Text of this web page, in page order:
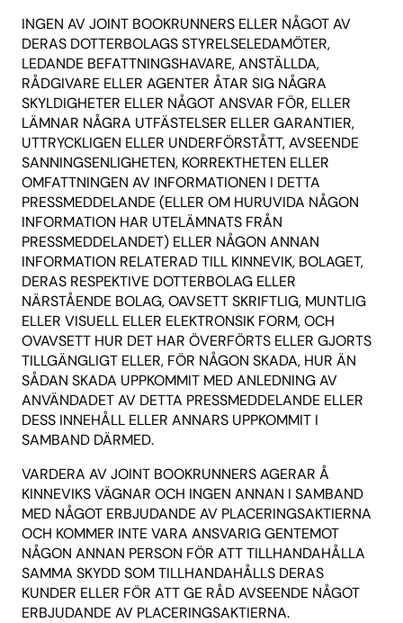
INGEN AV JOINT BOOKRUNNERS ELLER NÅGOT AV
DERAS DOTTERBOLAGS STYRELSELEDAMÖTER,
LEDANDE BEFATTNINGSHAVARE, ANSTÄLLDA,
RÅDGIVARE ELLER AGENTER ÅTAR SIG NÅGRA
SKYLDIGHETER ELLER NÅGOT ANSVAR FÖR, ELLER
LÄMNAR NÅGRA UTFÄSTELSER ELLER GARANTIER,
UTTRYCKLIGEN ELLER UNDERFÖRSTÅTT, AVSEENDE
SANNINGSENLIGHETEN, KORREKTHETEN ELLER
OMFATTNINGEN AV INFORMATIONEN I DETTA
PRESSMEDDELANDE (ELLER OM HURUVIDA NÅGON
INFORMATION HAR UTELÄMNATS FRÅN
PRESSMEDDELANDET) ELLER NÅGON ANNAN
INFORMATION RELATERAD TILL KINNEVIK, BOLAGET,
DERAS RESPEKTIVE DOTTERBOLAG ELLER
NÄRSTÅENDE BOLAG, OAVSETT SKRIFTLIG, MUNTLIG
ELLER VISUELL ELLER ELEKTRONSIK FORM, OCH
OVAVSETT HUR DET HAR ÖVERFÖRTS ELLER GJORTS
TILLGÄNGLIGT ELLER, FÖR NÅGON SKADA, HUR ÄN
SÅDAN SKADA UPPKOMMIT MED ANLEDNING AV
ANVÄNDADET AV DETTA PRESSMEDDELANDE ELLER
DESS INNEHÅLL ELLER ANNARS UPPKOMMIT I
SAMBAND DÄRMED.
VARDERA AV JOINT BOOKRUNNERS AGERAR Å
KINNEVIKS VÄGNAR OCH INGEN ANNAN I SAMBAND
MED NÅGOT ERBJUDANDE AV PLACERINGSAKTIERNA
OCH KOMMER INTE VARA ANSVARIG GENTEMOT
NÅGON ANNAN PERSON FÖR ATT TILLHANDAHÅLLA
SAMMA SKYDD SOM TILLHANDAHÅLLS DERAS
KUNDER ELLER FÖR ATT GE RÅD AVSEENDE NÅGOT
ERBJUDANDE AV PLACERINGSAKTIERNA.